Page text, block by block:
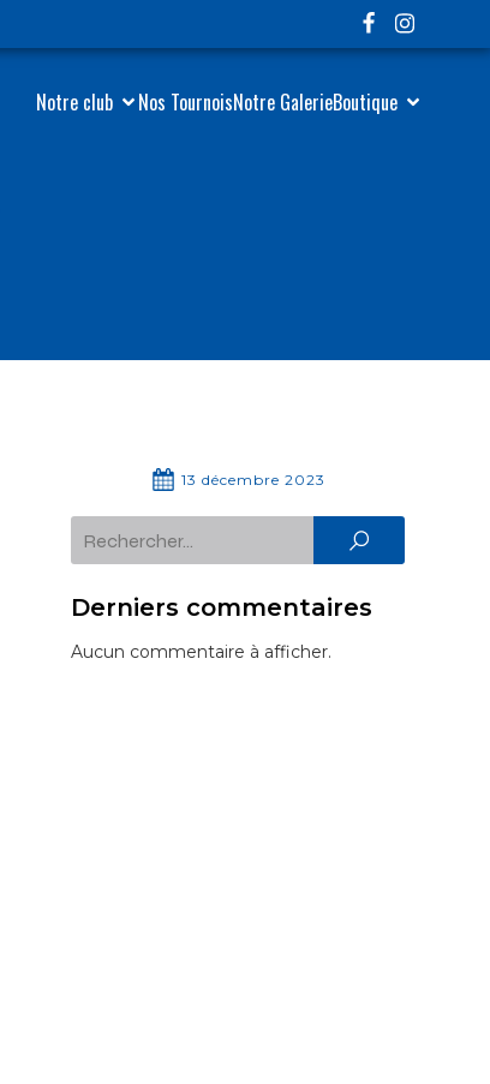
Notre club Nos TournoisNotre GalerieBoutique
13 décembre 2023
Derniers commentaires
Aucun commentaire à afficher.